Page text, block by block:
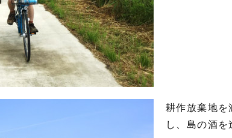
耕作放棄地
し、島の酒を